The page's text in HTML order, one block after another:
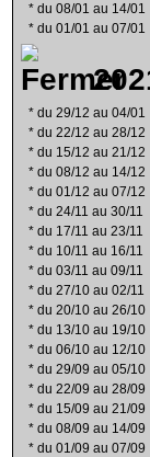
* du 08/01 au 14/01
* du 01/01 au 07/01
* du 29/12 au 04/01
* du 22/12 au 28/12
* du 15/12 au 21/12
* du 08/12 au 14/12
* du 01/12 au 07/12
* du 24/11 au 30/11
* du 17/11 au 23/11
* du 10/11 au 16/11
* du 03/11 au 09/11
* du 27/10 au 02/11
* du 20/10 au 26/10
* du 13/10 au 19/10
* du 06/10 au 12/10
* du 29/09 au 05/10
* du 22/09 au 28/09
* du 15/09 au 21/09
* du 08/09 au 14/09
* du 01/09 au 07/09